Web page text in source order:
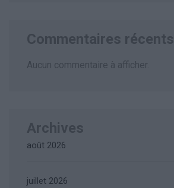
Commentaires récents
Aucun commentaire à afficher.
Archives
août 2026
juillet 2026